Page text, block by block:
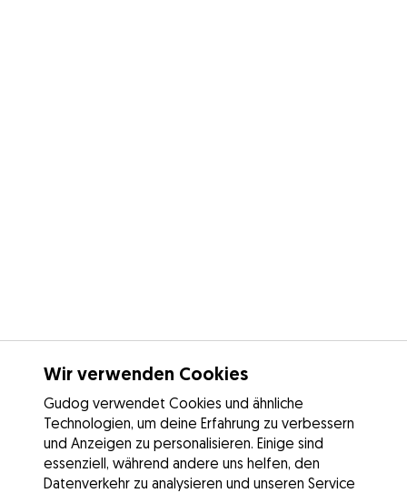
Wir verwenden Cookies
Gudog verwendet Cookies und ähnliche
Technologien, um deine Erfahrung zu verbessern
und Anzeigen zu personalisieren. Einige sind
essenziell, während andere uns helfen, den
Datenverkehr zu analysieren und unseren Service